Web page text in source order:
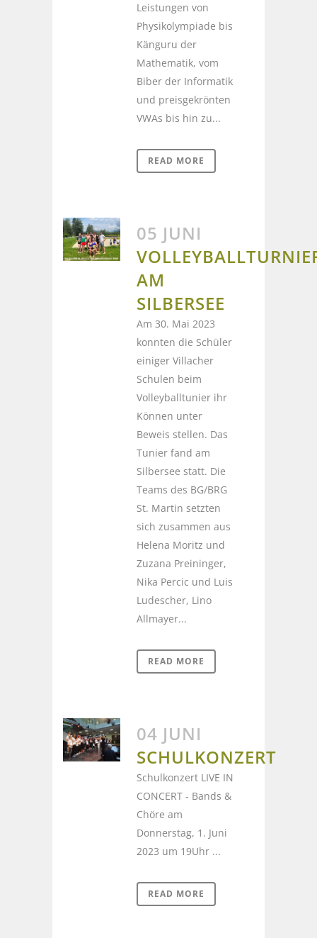
Leistungen von
Physikolympiade bis
Känguru der
Mathematik, vom
Biber der Informatik
und preisgekrönten
VWAs bis hin zu...
READ MORE
05 JUNI
AM
SILBERSEE
Am 30. Mai 2023
konnten die Schüler
einiger Villacher
Schulen beim
Volleyballtunier ihr
Können unter
Beweis stellen. Das
Tunier fand am
Silbersee statt. Die
Teams des BG/BRG
St. Martin setzten
sich zusammen aus
Helena Moritz und
Zuzana Preininger,
Nika Percic und Luis
Ludescher, Lino
Allmayer...
READ MORE
04 JUNI
SCHULKONZERT
Schulkonzert LIVE IN
CONCERT - Bands &
Chöre am
Donnerstag, 1. Juni
2023 um 19Uhr ...
READ MORE